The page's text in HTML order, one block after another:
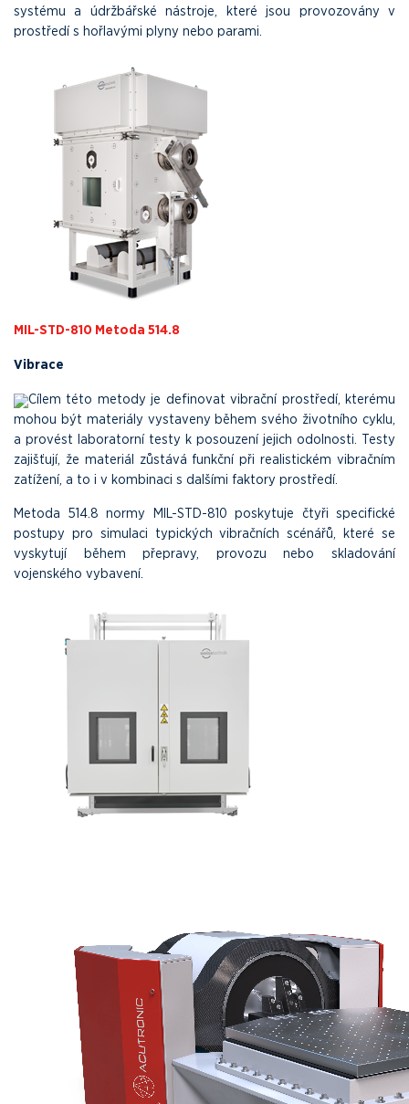
systému a údržbářské nástroje, které jsou provozovány v
prostředí s hořlavými plyny nebo parami.
MIL-STD-810 Metoda 514.8
Vibrace
Cílem této metody je definovat vibrační prostředí, kterému
mohou být materiály vystaveny během svého životního cyklu,
a provést laboratorní testy k posouzení jejich odolnosti. Testy
zajišťují, že materiál zůstává funkční při realistickém vibračním
zatížení, a to i v kombinaci s dalšími faktory prostředí.
Metoda 514.8 normy MIL-STD-810 poskytuje čtyři specifické
postupy pro simulaci typických vibračních scénářů, které se
vyskytují během přepravy, provozu nebo skladování
vojenského vybavení.